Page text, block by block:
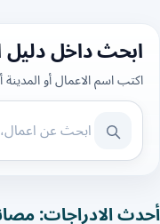
ابحث داخل
اكتب اسم الاعمال أو
أحدث الادراجات: